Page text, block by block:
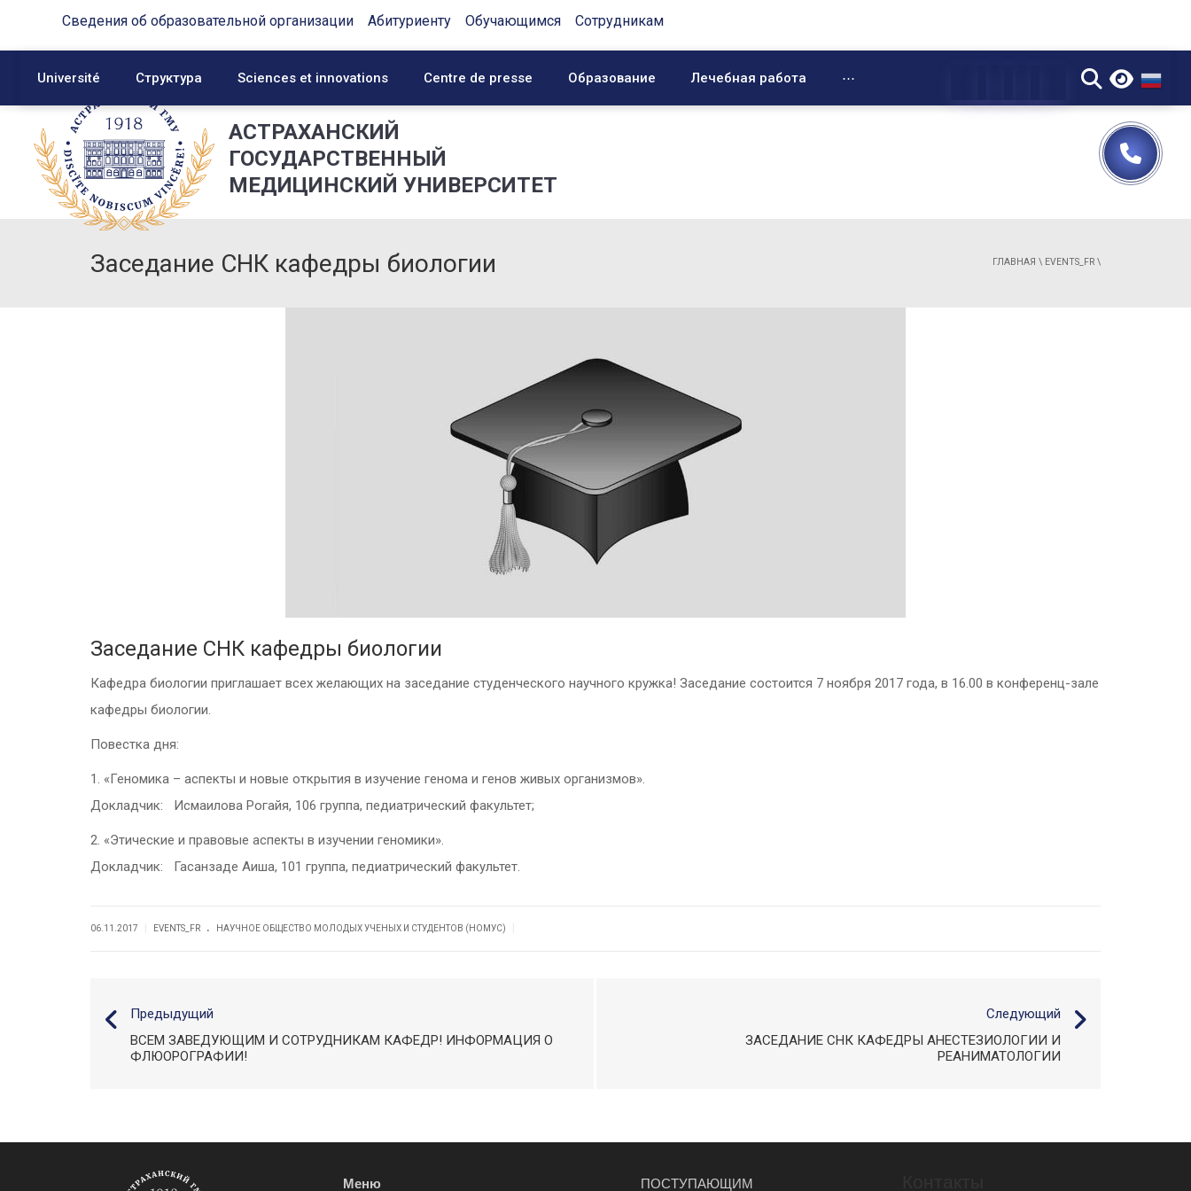
Сведения об образовательной организации Абитуриенту Обучающимся Сотрудникам
Université Структура Sciences et innovations Centre de presse Образование Лечебная работа ⋯ ▼
АСТРАХАНСКИЙ
ГОСУДАРСТВЕННЫЙ
МЕДИЦИНСКИЙ УНИВЕРСИТЕТ
Заседание СНК кафедры биологии ГЛАВНАЯ \ EVENTS_FR \
Заседание СНК кафедры биологии
Кафедра биологии приглашает всех желающих на заседание студенческого научного кружка! Заседание состоится 7 ноября 2017 года, в 16.00 в конференц-зале
кафедры биологии.
Повестка дня:
1. «Геномика – аспекты и новые открытия в изучение генома и генов живых организмов».
Докладчик: Исмаилова Рогайя, 106 группа, педиатрический факультет;
2. «Этические и правовые аспекты в изучении геномики».
Докладчик: Гасанзаде Аиша, 101 группа, педиатрический факультет.
06.11.2017 EVENTS_FR . НАУЧНОЕ ОБЩЕСТВО МОЛОДЫХ УЧЕНЫХ И СТУДЕНТОВ (НОМУС)
Предыдущий
ВСЕМ ЗАВЕДУЮЩИМ И СОТРУДНИКАМ КАФЕДР! ИНФОРМАЦИЯ О
ФЛЮОРОГРАФИИ!
Следующий
ЗАСЕДАНИЕ СНК КАФЕДРЫ АНЕСТЕЗИОЛОГИИ И
РЕАНИМАТОЛОГИИ
Меню ПОСТУПАЮЩИМ